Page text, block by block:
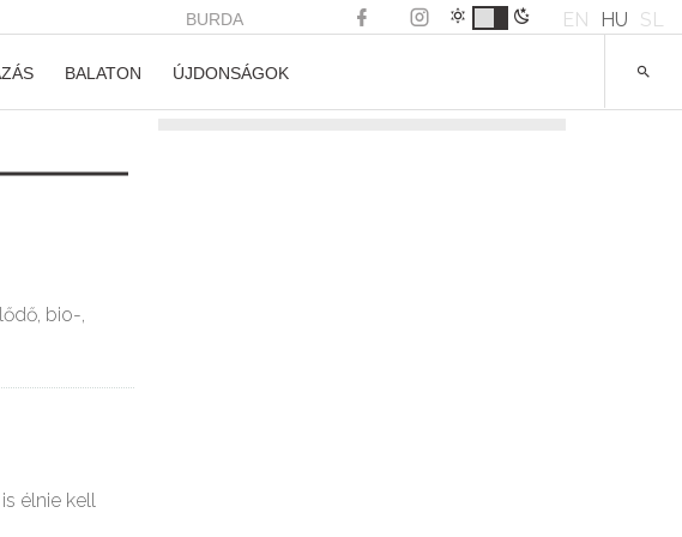
BURDA EN HU SL
BALATON ÚJDONSÁGOK
bio-,
élnie kell